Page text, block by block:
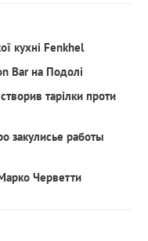
кухні Fenkhel
Bar на Подолі
тарілки проти
закулисье работы
Черветти